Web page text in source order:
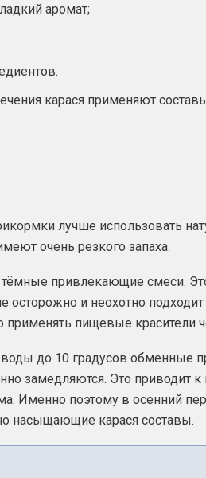
аромат;
карася применяют
лучше использовать
очень резкого запаха.
привлекающие смеси.
осторожно и неохотно
пищевые красители
до 10 градусов обменные
замедляются. Это приводит
Именно поэтому в осенний
насыщающие карася составы.